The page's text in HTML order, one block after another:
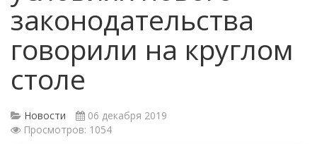
законодательства
говорили на круглом
столе
Новости
06 декабря 2019
Просмотров: 1054